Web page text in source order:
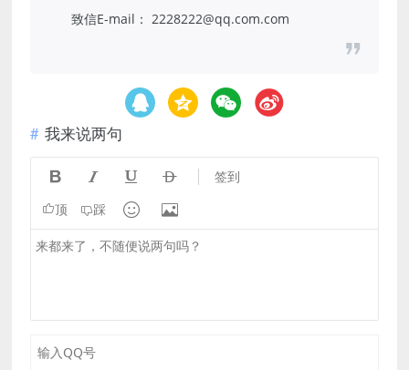
致信E-mail： 2228222@qq.com.com
我来说两句
    签到
顶 踩  